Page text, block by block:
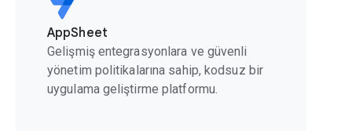
AppSheet
Gelişmiş entegrasyonlara ve güvenli
yönetim politikalarına sahip, kodsuz bir
uygulama geliştirme platformu.